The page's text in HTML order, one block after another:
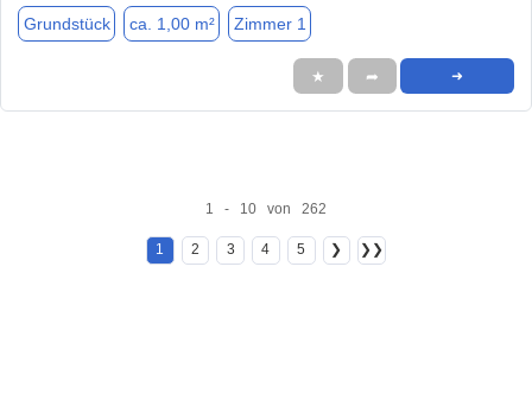
Grundstück ca. 1,00 m² Zimmer 1
★ ➦ ➜
1 - 10 von 262
1 2 3 4 5 ❯ ❯❯